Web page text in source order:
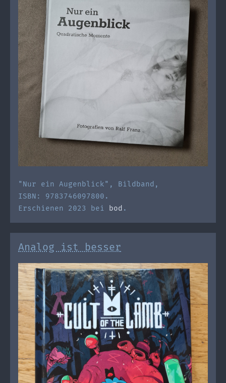
"Nur ein Augenblick", Bildband,
ISBN: 9783746097800.
Erschienen 2023 bei
bod .
Analog ist besser